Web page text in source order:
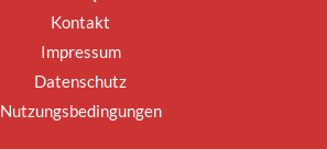
Kontakt
Impressum
Datenschutz
Nutzungsbedingungen